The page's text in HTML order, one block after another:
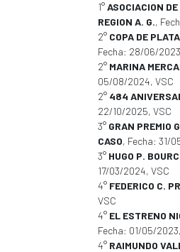
1°ASOCIACION
REGION A. G.,
2° COPA DE
Fecha: 28/06/
2° MARINA
05/08/2024, VSC
2° 484
22/10/2025, VSC
3° GRAN PREMIO
CASO, Fecha: 31/
3° HUGO P.
17/03/2024, VSC
4° FEDERICO C.
VSC
4° EL ESTRENO
Fecha: 01/05/
4° RAIMUNDO